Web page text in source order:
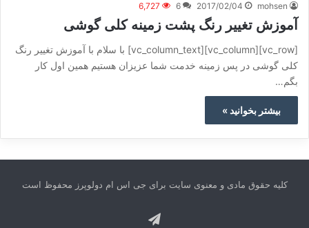
mohsen
2017/02/04
6
6,727
آموزش تغییر رنگ پشت زمینه کلی گوشی
[vc_row][vc_column][vc_column_text] با سلام با آموزش تغییر رنگ
کلی گوشی در پس زمینه خدمت شما عزیزان هستیم همین اول کار
بگم…
بیشتر بخوانید »
کلیه حقوق مادی و معنوی سایت برای جی اس ام دولوپرز محفوظ است
تلگرام